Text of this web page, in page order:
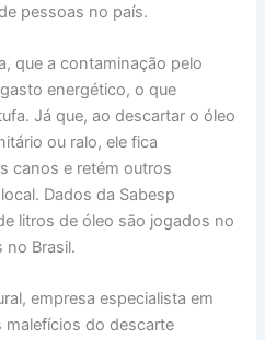
pessoas no país.
que a contaminação pelo
energético, o que
Já que, ao descartar o óleo
ou ralo, ele fica
canos e retém outros
Dados da Sabesp
litros de óleo são jogados no
no Brasil.
empresa especialista em
malefícios do descarte